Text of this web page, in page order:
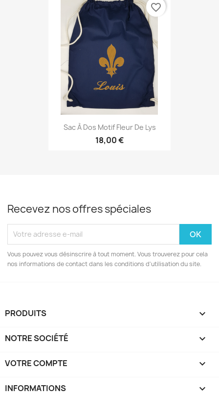
Sac À Dos Motif Fleur De Lys
18,00 €
favorite_border
Recevez nos offres spéciales
Vous pouvez vous désinscrire à tout moment. Vous trouverez pour cela
nos informations de contact dans les conditions d'utilisation du site.
PRODUITS 
NOTRE SOCIÉTÉ 
VOTRE COMPTE 
INFORMATIONS keyboard_arrow_down